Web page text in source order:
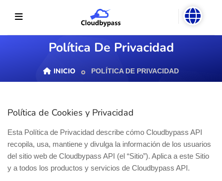
Política De Privacidad
INICIO POLÍTICA DE PRIVACIDAD
Política de Cookies y Privacidad
Esta Política de Privacidad describe cómo Cloudbypass API
recopila, usa, mantiene y divulga la información de los usuarios
del sitio web de Cloudbypass API (el “Sitio”). Aplica a este Sitio
y a todos los productos y servicios de Cloudbypass API.